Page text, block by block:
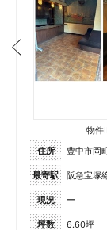
物件
住所
豊中市岡
最寄駅 阪急宝
現況 ー
坪数 6.60坪